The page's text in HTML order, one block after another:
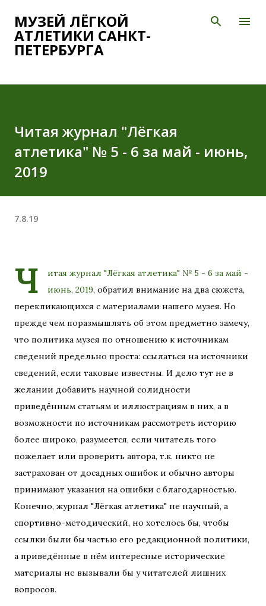
К основному контенту
МУЗЕЙ ЛЁГКОЙ
АТЛЕТИКИ САНКТ-
ПЕТЕРБУРГА
Читая журнал "Лёгкая
атлетика" № 5 - 6 за май - июнь,
2019
7.8.19
Ч итая журнал "Лёгкая атлетика" № 5 - 6 за май -
июнь, 2019, обратил внимание на два сюжета,
перекликающихся с материалами нашего музея. Но
прежде чем поразмышлять об этом предметно замечу,
что политика музея по отношению к источникам
сведений предельно проста: ссылаться на источники
сведений, если таковые известны. И дело тут не в
желании добавить научной солидности
приведённым статьям и иллюстрациям в них, а в
возможности по источникам рассмотреть историю
более широко, разумеется, если читатель того
пожелает или проверить автора, т.к. никто не
застрахован от досадных ошибок и обычно авторы
принимают указания на ошибки с благодарностью.
Конечно, журнал "Лёгкая атлетика" не научный, а
спортивно-методический, но хотелось бы, чтобы
ссылки были бы частью его редакционной политики,
а приведённые в нём интересные исторические
материалы не вызывали бы у читателей лишних
вопросов.